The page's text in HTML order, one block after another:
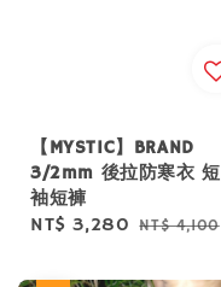
【MYSTIC】BRAND
3/2mm 後拉防寒衣 短
袖短褲
Sale
NT$ 3,280 Regular
NT$ 4,100